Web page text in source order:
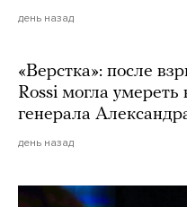
день назад
«Верстка»: после
Rossi могла умереть
генерала
день назад